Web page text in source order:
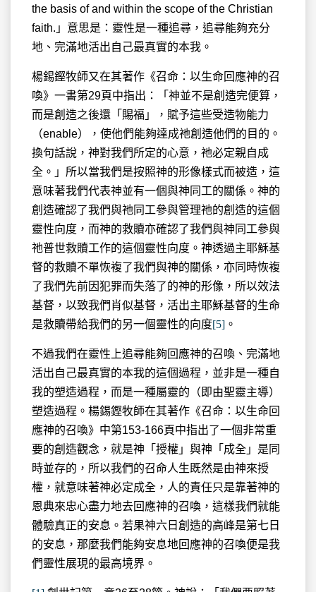
the basis of and within the scope of the Christian
faith.」意思是：靈性是一種追尋，追尋能夠充分
地、完滿地活出自己最真實的本我。
楊錫鏗牧師又在其著作《召命：以生命回應神的召
喚》一書第29頁中指出：「神並不是創造完便算，
而是創造之後還「賜福」，賦予這些受造物能力
（enable），使他們能夠達成祂創造他們的目的。
換句話說，神對我們所定的心意，祂必定親自成
全。」所以當我們是按照神的形像樣式而被造，這
意味著我們代表神並有一個與神同工的關係。神的
創造確認了我們與祂同工參與管理祂的創造的這個
靈性向度，而神的救贖亦確認了我們與神同工參與
祂普世救贖工作的這個靈性向度。神透過主耶穌基
督的救贖不單恢複了我們與神的關係，亦同時恢複
了我們先前因犯罪而失落了的神的形像，所以效法
基督，以致我們肖似基督，活出主耶穌基督的生命
是救贖帶給我們的另一個靈性的向度[5] 。
不過我們在靈性上追尋能夠回應神的召喚、完滿地
活出自己最真實的本我的這個過程，並非是一種自
我的塑造過程，而是一種屬靈的（即由聖靈主導）
塑造過程。楊錫鏗牧師在其著作《召命：以生命回
應神的召喚》中第153-166頁中指出了一個非常重
要的創造觀念，就是神「授權」與神「成全」是同
時並存的，所以我們的召命人生既然是由神來授
權，就意味著神必定成全，人的責任只是靠著神的
恩典來忠心盡力地去回應神的召喚，這樣我們就能
體驗真正的安息。若果神六日創造的高峰是第七日
的安息，那麼我們能夠安息地回應神的召喚便是我
們靈性展現的最高境界。